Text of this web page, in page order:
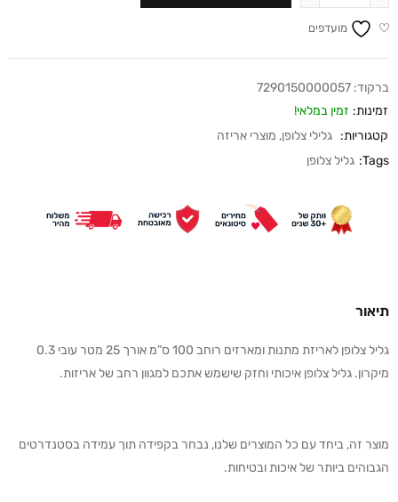
מועדפים
ברקוד: 7290150000057
זמינות: זמין במלאי!
קטגוריות: גלילי צלופן, מוצרי אריזה
Tags: גליל צלופן
תיאור
גליל צלופן לאריזת מתנות ומארזים רוחב 100 ס”מ אורך 25 מטר עובי 0.3
מיקרון. גליל צלופן איכותי וחזק שישמש אתכם למגוון רחב של אריזות.
מוצר זה, ביחד עם כל המוצרים שלנו, נבחר בקפידה תוך עמידה בסטנדרטים
הגבוהים ביותר של איכות ובטיחות.